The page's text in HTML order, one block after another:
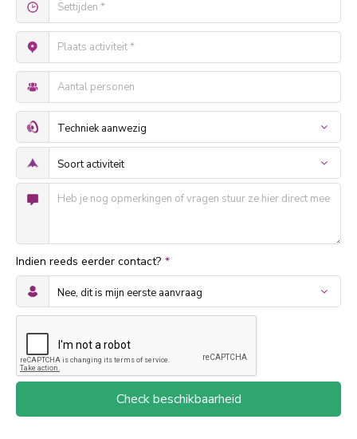
Indien reeds eerder contact? *
Check beschikbaarheid